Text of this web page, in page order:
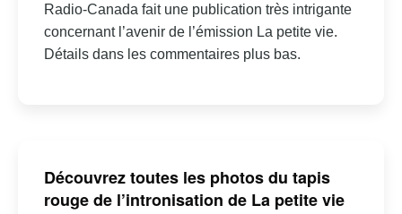
Radio-Canada fait une publication très intrigante
concernant l’avenir de l’émission La petite vie.
Détails dans les commentaires plus bas.
Découvrez toutes les photos du tapis
rouge de l’intronisation de La petite vie